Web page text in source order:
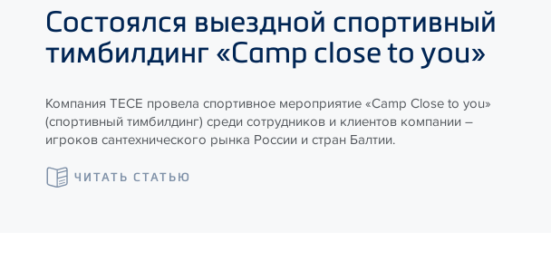
Состоялся выездной спортивный
тимбилдинг «Camp close to you»
Компания ТЕСЕ провела спортивное мероприятие «Camp Close to you»
(спортивный тимбилдинг) среди сотрудников и клиентов компании –
игроков сантехнического рынка России и стран Балтии.
ЧИТАТЬ СТАТЬЮ